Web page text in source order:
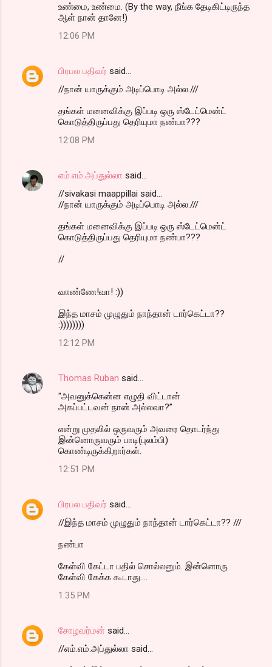
உண்மை, உண்மை. (By the way, நீங்க தேடிகிட்டிருந்த
ஆள் நான் தானே!)
12:06 PM
பிரபல பதிவர் said…
//நான் யாருக்கும் அடிப்பொடி அல்ல.///
தங்கள் மனைவிக்கு இப்படி ஒரு ஸ்டேட்மென்ட்
கொடுத்திருப்பது தெரியுமா நண்பா???
12:08 PM
எம்.எம்.அப்துல்லா said…
//sivakasi maappillai said...
//நான் யாருக்கும் அடிப்பொடி அல்ல.///
தங்கள் மனைவிக்கு இப்படி ஒரு ஸ்டேட்மென்ட்
கொடுத்திருப்பது தெரியுமா நண்பா???
//
வாண்ணே!வா! :))
இந்த மாசம் முழுதும் நாந்தான் டார்கெட்டா??
:))))))))
12:12 PM
Thomas Ruban said…
"அவனுக்கென்ன எழுதி விட்டான்
அகப்பட்டவன் நான் அல்லவா?”
என்று முதலில் ஒருவரும் அவரை தொடர்ந்து
இன்னொருவரும் பாடி(புலம்பி)
கொண்டிருக்கிறார்கள்.
12:51 PM
பிரபல பதிவர் said…
//இந்த மாசம் முழுதும் நாந்தான் டார்கெட்டா?? ///
நண்பா
கேள்வி கேட்டா பதில் சொல்லனும். இன்னொரு
கேள்வி கேக்க கூடாது....
1:35 PM
சோழவர்மன் said…
//எம்.எம்.அப்துல்லா said...